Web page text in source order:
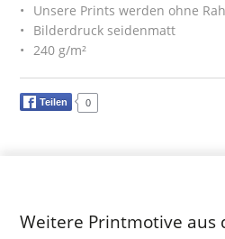
Unsere Prints werden ohne
Bilderdruck seidenmatt
240 g/m²
Teilen 0
Weitere Printmotive aus